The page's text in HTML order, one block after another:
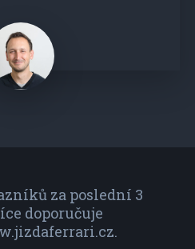
za poslední 3
doporučuje